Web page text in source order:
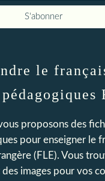
le
proposons des
pour enseigner le
(FLE). Vous
images pour vos